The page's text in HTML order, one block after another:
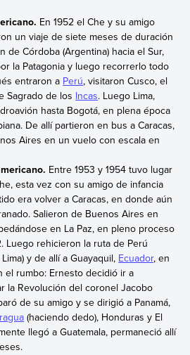
En 1952 el Che y su amigo
un viaje de siete meses de duración
de Córdoba (Argentina) hacia el Sur,
la Patagonia y luego recorrerlo todo
entraron a Perú, visitaron Cusco, el
Sagrado de los Incas. Luego Lima,
hasta Bogotá, en plena época
De allí partieron en bus a Caracas,
Aires en un vuelo con escala en
Entre 1953 y 1954 tuvo lugar
esta vez con su amigo de infancia
era volver a Caracas, en donde aún
Salieron de Buenos Aires en
en La Paz, en pleno proceso
Luego rehicieron la ruta de Perú
y de allí a Guayaquil, Ecuador, en
el rumbo: Ernesto decidió ir a
la Revolución del coronel Jacobo
de su amigo y se dirigió a Panamá,
(haciendo dedo), Honduras y El
llegó a Guatemala, permaneció allí